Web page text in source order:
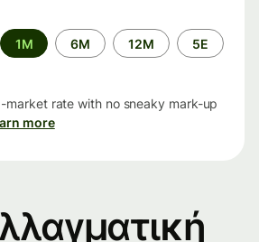
1M 6M 12M 5Ε
market rate with no sneaky mark-up
more